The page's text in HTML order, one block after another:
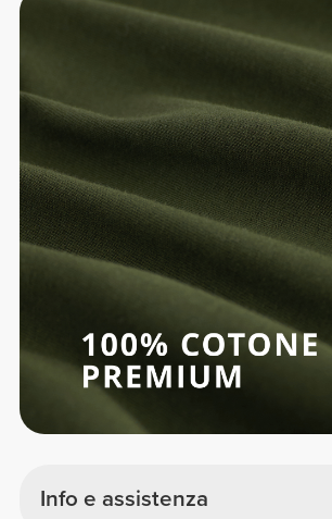
Info e assistenza